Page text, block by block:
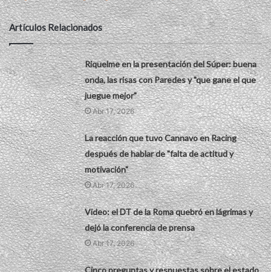
Artículos Relacionados
Riquelme en la presentación del Súper: buena
onda, las risas con Paredes y "que gane el que
juegue mejor"
Abr 17, 2026
La reacción que tuvo Cannavo en Racing
después de hablar de "falta de actitud y
motivación"
Abr 17, 2026
Video: el DT de la Roma quebró en lágrimas y
dejó la conferencia de prensa
Abr 17, 2026
Cinco preguntas y respuestas sobre el estado